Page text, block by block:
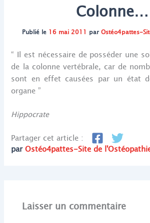
Colonne…
Publié le 16 mai 2011 parOstéo4pattes-
“ Il est nécessaire de posséder une
de la colonne vertébrale, car de
sont en effet causées par un état
organe ”
Hippocrate
Partager cet article :
parOstéo4pattes-Site de
Laisser un commentaire